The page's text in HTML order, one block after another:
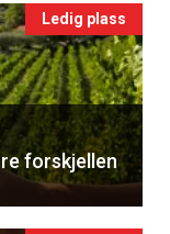
Ledig plass
forskjellen